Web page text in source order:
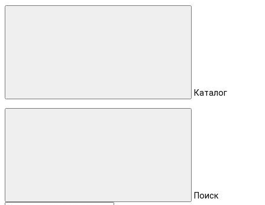
Каталог
Поиск